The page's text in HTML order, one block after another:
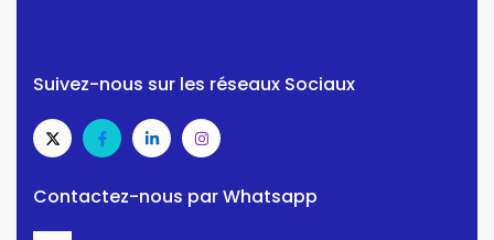
Suivez-nous sur les réseaux Sociaux
Contactez-nous par Whatsapp